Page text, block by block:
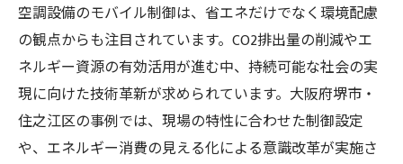
空調設備のモバイル制御は、省エネだけでなく環境配慮
の観点からも注目されています。CO2排出量の削減やエ
ネルギー資源の有効活用が進む中、持続可能な社会の実
現に向けた技術革新が求められています。大阪府堺市・
住之江区の事例では、現場の特性に合わせた制御設定
や、エネルギー消費の見える化による意識改革が実施さ